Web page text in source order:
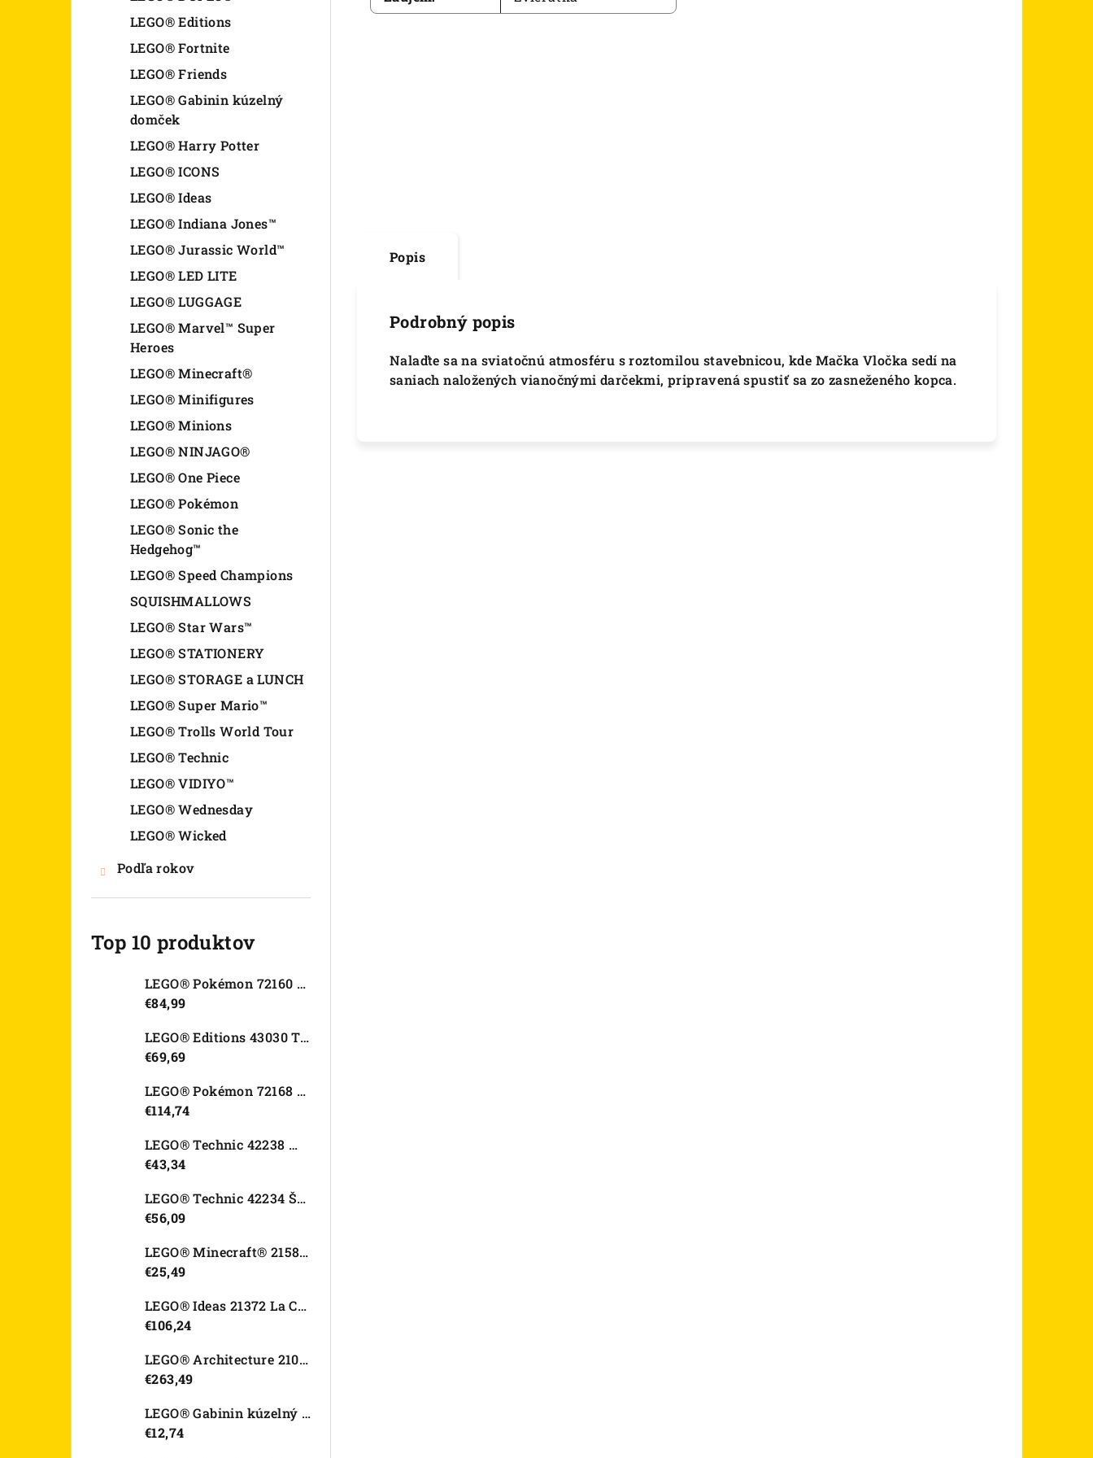
LEGO® Editions
LEGO® Fortnite
LEGO® Friends
LEGO® Gabinin kúzelný
domček
LEGO® Harry Potter
LEGO® ICONS
LEGO® Ideas
LEGO® Indiana Jones™
LEGO® Jurassic World™
LEGO® LED LITE
LEGO® LUGGAGE
LEGO® Marvel™ Super
Heroes
LEGO® Minecraft®
LEGO® Minifigures
LEGO® Minions
LEGO® NINJAGO®
LEGO® One Piece
LEGO® Pokémon
LEGO® Sonic the
Hedgehog™
LEGO® Speed Champions
SQUISHMALLOWS
LEGO® Star Wars™
LEGO® STATIONERY
LEGO® STORAGE a LUNCH
LEGO® Super Mario™
LEGO® Trolls World Tour
LEGO® Technic
LEGO® VIDIYO™
LEGO® Wednesday
LEGO® Wicked
Podľa rokov
Top 10 produktov
LEGO® Pokémon 72160 Arcanine
€84,99
LEGO® Editions 43030 Tajná skrýša Olivie Rodrigo
€69,69
LEGO® Pokémon 72168 Rayquaza
€114,74
LEGO® Technic 42238 Motorka Ducati Desmo450 MX Factory
€43,34
LEGO® Technic 42234 Športové auto Dodge Viper GTS-R
€56,09
LEGO® Minecraft® 21582 Kurací džokej
€25,49
LEGO® Ideas 21372 La Catrina
€106,24
LEGO® Architecture 21067 Tower Bridge
€263,49
LEGO® Gabinin kúzelný domček 11212 Záhradný domček Víly mačičky
€12,74
Popis
Podrobný popis
Nalaďte sa na sviatočnú atmosféru s roztomilou stavebnicou, kde Mačka Vločka sedí na
saniach naložených vianočnými darčekmi, pripravená spustiť sa zo zasneženého kopca.